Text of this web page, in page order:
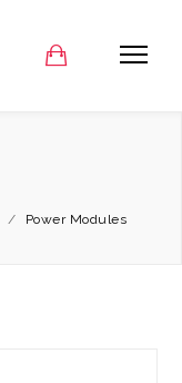
/ Power Modules